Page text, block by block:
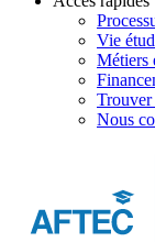
Vie
Métiers
Trouver
Nous